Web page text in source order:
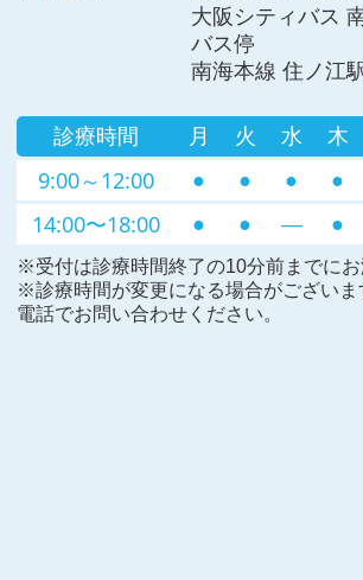
大阪シティバス
バス停
南海本線 住ノ江
※受付は診療時間終了の10分前までにお
※診療時間が変更になる場合がございま
電話でお問い合わせください。
診療時間 月 火 水 木
9:00～12:00 ● ● ● ●
14:00〜18:00 ● ● ― ●